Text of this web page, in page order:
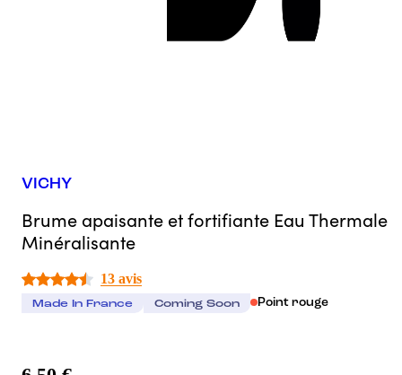
VICHY
Brume apaisante et fortifiante Eau Thermale
Minéralisante
13 avis
Made In France Coming Soon Point rouge